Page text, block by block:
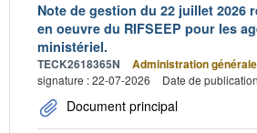
Note de gestion du 22 juillet 2026
en oeuvre du RIFSEEP pour les
ministériel.
TECK2618365N Administration générale
signature : 22-07-2026
Date de
Document principal